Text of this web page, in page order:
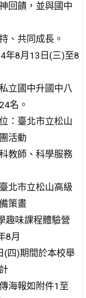
回饋，並與國中
、共同成長。
年8月13日(三)至8
立國中升國中八
名。
：臺北市立松山
活動
教師、科學服務
北市立松山高級
策畫
趣味課程體驗營
8月
(四)期間於本校舉
海報如附件1至